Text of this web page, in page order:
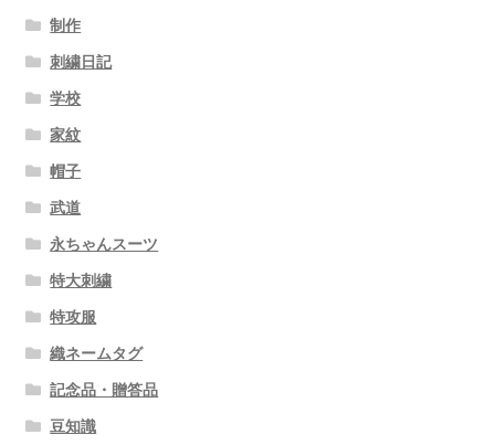
制作
刺繍日記
学校
家紋
帽子
武道
永ちゃんスーツ
特大刺繍
特攻服
織ネームタグ
記念品・贈答品
豆知識